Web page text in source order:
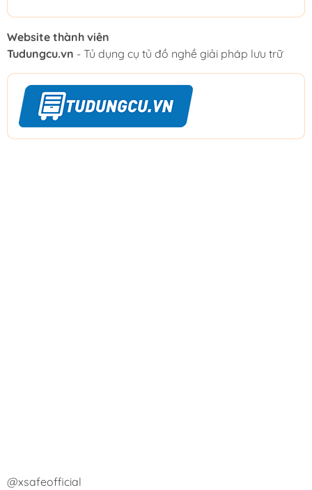
Website thành viên
Tudungcu.vn - Tủ dụng cụ tủ đồ nghề giải pháp lưu trữ
@xsafeofficial